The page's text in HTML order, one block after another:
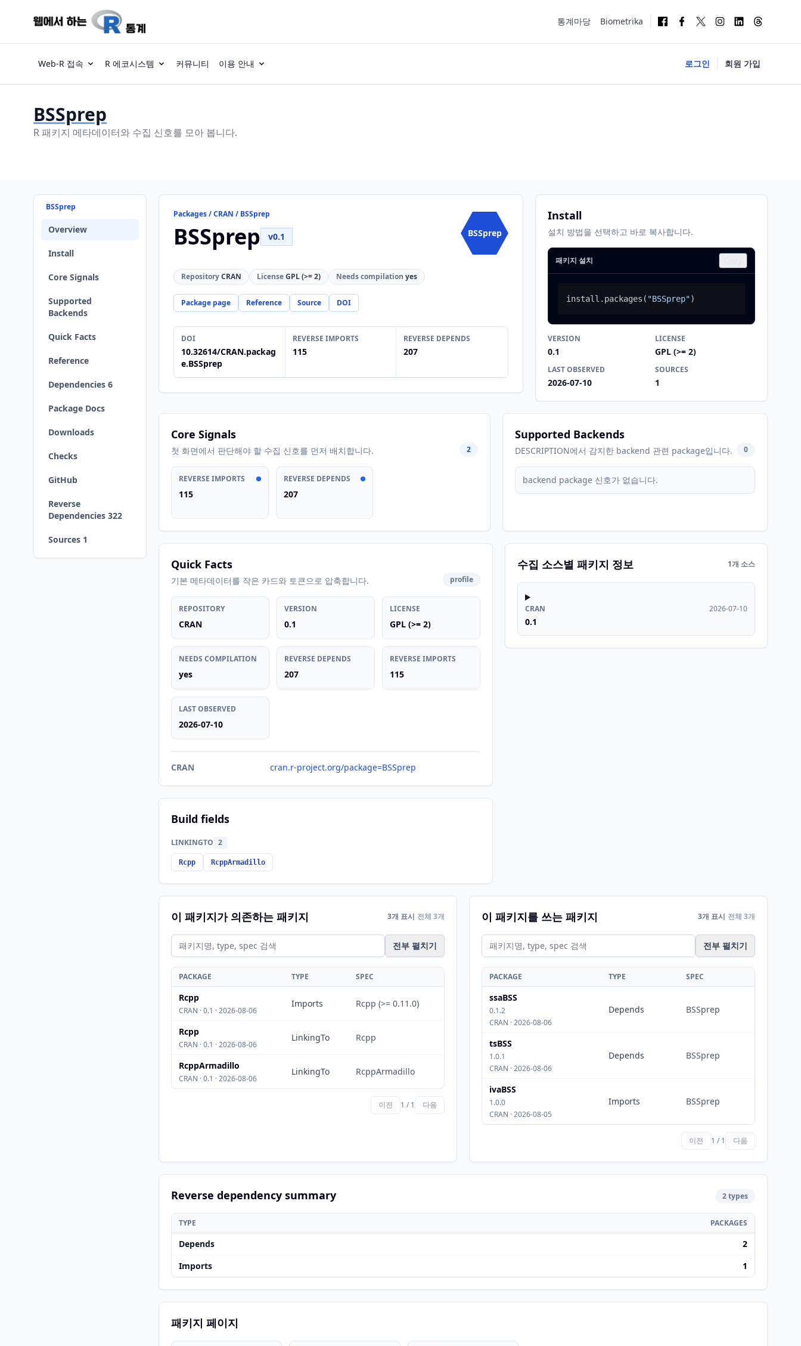
통계마당 Biometrika
Web-R 접속 R 에코시스템 커뮤니티 이용 안내 로그인 회원 가입
BSSprep
R 패키지 메타데이터와 수집 신호를 모아 봅니다.
BSSprep
Overview
Install
Core Signals
Supported
Backends
Quick Facts
Reference
Dependencies 6
Package Docs
Downloads
Checks
GitHub
Reverse
Dependencies 322
Sources 1
Packages / CRAN / BSSprep
BSSprep v0.1 BSSprep
RepositoryCRAN LicenseGPL (>= 2) Needs compilation yes
Package page Reference Source DOI
DOI
10.32614/CRAN.packag
e.BSSprep
REVERSE IMPORTS
115
REVERSE DEPENDS
207
Install
설치 방법을 선택하고 바로 복사합니다.
패키지 설치
install.packages ( "BSSprep")
VERSION
0.1
LICENSE
GPL (>= 2)
LAST OBSERVED
2026-07-10
SOURCES
1
Core Signals
첫 화면에서 판단해야 할 수집 신호를 먼저 배치합니다. 2
REVERSE IMPORTS
115
REVERSE DEPENDS
207
Supported Backends
DESCRIPTION에서 감지한 backend 관련 package입니다. 0
backend package 신호가 없습니다.
Quick Facts
기본 메타데이터를 작은 카드와 토큰으로 압축합니다. profile
REPOSITORY
CRAN
VERSION
0.1
LICENSE
GPL (>= 2)
NEEDS COMPILATION
yes
REVERSE DEPENDS
207
REVERSE IMPORTS
115
LAST OBSERVED
2026-07-10
CRAN cran.r-project.org/package=BSSprep
Build fields
LINKINGTO 2
Rcpp RcppArmadillo
수집 소스별 패키지 정보 1개 소스
CRAN
0.1
2026-07-10
이 패키지가 의존하는 패키지 3개 표시 전체 3개
전부 펼치기
PACKAGE TYPE SPEC
Rcpp
CRAN · 0.1 · 2026-08-06
Imports Rcpp (>= 0.11.0)
Rcpp
CRAN · 0.1 · 2026-08-06
LinkingTo Rcpp
RcppArmadillo
CRAN · 0.1 · 2026-08-06
LinkingTo RcppArmadillo
이전 1 / 1 다음
이 패키지를 쓰는 패키지 3개 표시 전체 3개
전부 펼치기
PACKAGE TYPE SPEC
ssaBSS
0.1.2
CRAN · 2026-08-06
Depends BSSprep
tsBSS
1.0.1
CRAN · 2026-08-06
Depends BSSprep
ivaBSS
1.0.0
CRAN · 2026-08-05
Imports BSSprep
이전 1 / 1 다음
Reverse dependency summary 2 types
TYPE PACKAGES
Depends
2
Imports
1
패키지 페이지